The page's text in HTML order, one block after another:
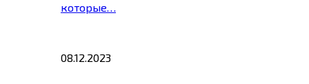
которые…
08.12.2023